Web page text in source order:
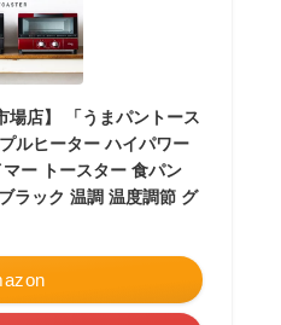
場店】 「うまパントース
ルヒーター ハイパワー
ー トースター 食パン
ラック 温調 温度調節 グ